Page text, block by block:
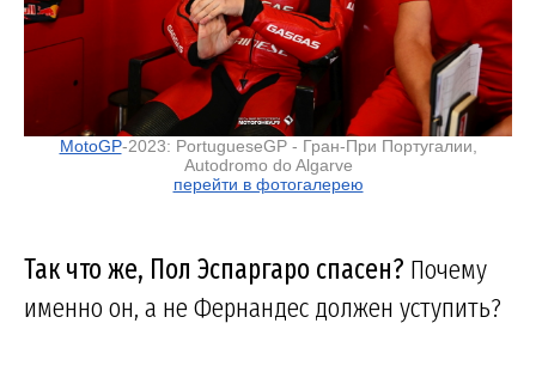
MotoGP-2023: PortugueseGP - Гран-При Португалии,
Autodromo do Algarve
перейти в фотогалерею
Так что же, Пол Эспаргаро спасен? Почему
именно он, а не Фернандес должен уступить?